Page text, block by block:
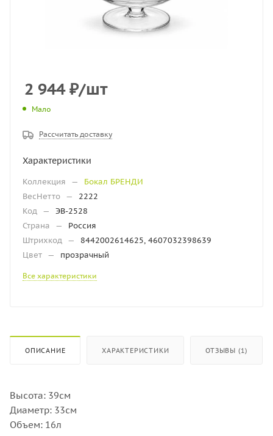
2 944₽/шт
Мало
Рассчитать доставку
Характеристики
Коллекция —
Бокал БРЕНДИ
ВесНетто —
2222
Код —
ЭВ-2528
Страна
—
Россия
Штрихкод —
8442002614625, 4607032398639
Цвет — прозрачный
Все характеристики
ОПИСАНИЕ ХАРАКТЕРИСТИКИ ОТЗЫВЫ (1)
Высота: 39см
Диаметр: 33см
Объем: 16л